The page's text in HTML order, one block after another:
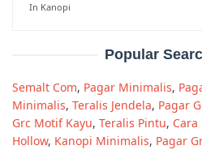
In Kanopi
Popular
Semalt Com, Pagar Minimalis,
Minimalis, Teralis Jendela, Pagar
Grc Motif Kayu, Teralis Pintu,
Hollow, Kanopi Minimalis, Pagar